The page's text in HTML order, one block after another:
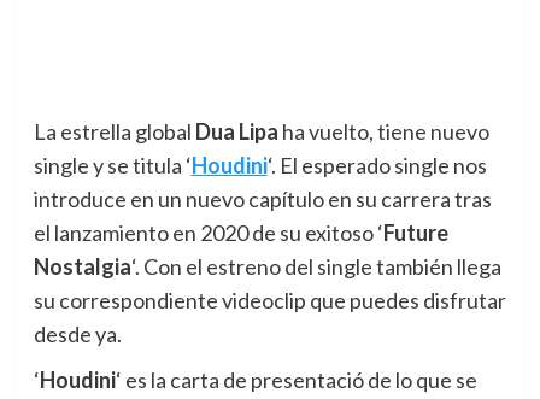
La estrella global Dua Lipa ha vuelto, tiene nuevo
single y se titula ‘Houdini‘. El esperado single nos
introduce en un nuevo capítulo en su carrera tras
el lanzamiento en 2020 de su exitoso ‘Future
Nostalgia‘. Con el estreno del single también llega
su correspondiente videoclip que puedes disfrutar
desde ya.
‘Houdini‘ es la carta de presentació de lo que se